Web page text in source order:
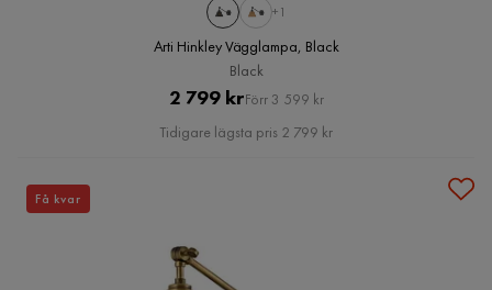
+1
Arti Hinkley Vägglampa, Black
Black
Pris
2 799 krOriginal
Pris
Förr 3 599 kr
Tidigare lägsta pris 2 799 kr
Få kvar